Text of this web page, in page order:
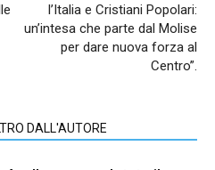
l’Italia e Cristiani Popolari:
un’intesa che parte dal Molise
per dare nuova forza al
Centro”.
DALL'AUTORE